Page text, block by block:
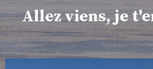
Allez viens, je